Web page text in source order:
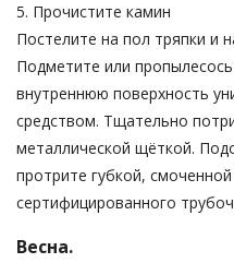
5. Прочистите камин
Постелите на пол тряпки и
Подметите или
внутреннюю поверхность
средством. Тщательно
металлической щёткой.
протрите губкой,
сертифицированного
Весна.